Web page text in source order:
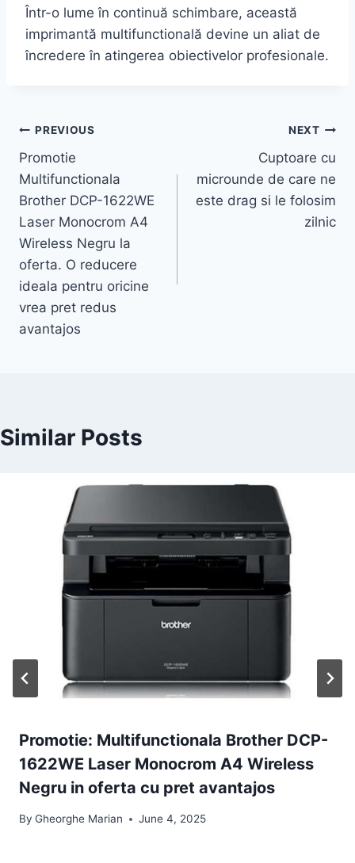
Într-o lume în continuă schimbare, această
imprimantă multifunctională devine un aliat de
încredere în atingerea obiectivelor profesionale.
Post
navigation
PREVIOUS
Promotie
Multifunctionala
Brother DCP-1622WE
Laser Monocrom A4
Wireless Negru la
oferta. O reducere
ideala pentru oricine
vrea pret redus
avantajos
NEXT
Cuptoare cu
microunde de care ne
este drag si le folosim
zilnic
Similar Posts
Promotie: Multifunctionala Brother DCP-
1622WE Laser Monocrom A4 Wireless
Negru in oferta cu pret avantajos
By Gheorghe Marian June 4, 2025